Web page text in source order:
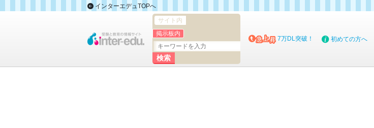
インターエデュTOPへ
サイト内
掲示板内
7万DL突破！ 初めての方へ